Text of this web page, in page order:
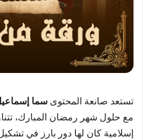
تستعد صانعة المحتوى سما
مع حلول شهر رمضان المبارك،
إسلامية كان لها دور بارز في